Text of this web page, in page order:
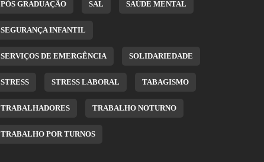
PÓS GRADUAÇÃO SAL SAÚDE MENTAL
SEGURANÇA INFANTIL
SERVIÇOS DE EMERGÊNCIA SOLIDARIEDADE
STRESS STRESS LABORAL TABAGISMO
TRABALHADORES TRABALHO NOTURNO
TRABALHO POR TURNOS